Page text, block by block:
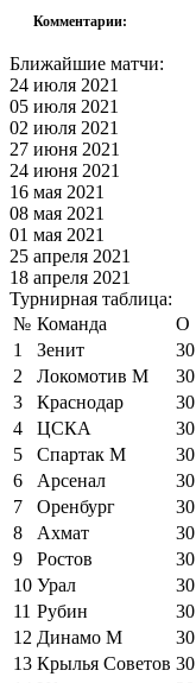
Комментарии:
Ближайшие матчи:
24 июля 2021
05 июля 2021
02 июля 2021
27 июня 2021
24 июня 2021
16 мая 2021
08 мая 2021
01 мая 2021
25 апреля 2021
18 апреля 2021
Турнирная таблица:
№ Команда О
1
Зенит 30
2
Локомотив М 30
3
Краснодар 30
4
ЦСКА 30
5
Спартак М 30
6
Арсенал 30
7
Оренбург 30
8
Ахмат 30
9
Ростов 30
10 Урал 30
11 Рубин 30
12 Динамо М 30
13 Крылья Советов 30